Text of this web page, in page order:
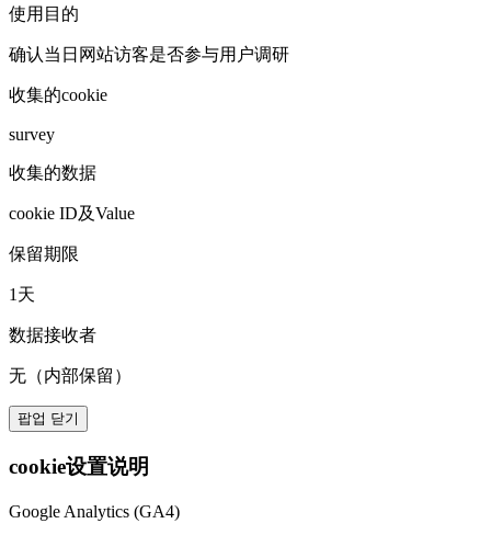
使用目的
确认当日网站访客是否参与用户调研
收集的cookie
survey
收集的数据
cookie ID及Value
保留期限
1天
数据接收者
无（内部保留）
팝업 닫기
cookie设置说明
Google Analytics (GA4)